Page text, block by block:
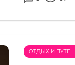
ОТДЫХ И